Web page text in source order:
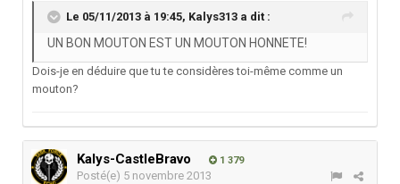
Le 05/11/2013 à 19:45, Kalys313 a dit :
UN BON MOUTON EST UN MOUTON HONNETE!
Dois-je en déduire que tu te considères toi-même comme un
mouton?
Kalys-CastleBravo 1 379
Posté(e) 5 novembre 2013